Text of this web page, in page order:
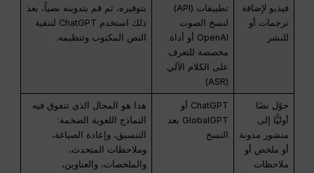
فيديو لإضافة
ترجمات أو
للنشر
تطبيقات (API)
لنسخ الصوت
OpenAI أو أداة
مخصصة للتعرف
على الكلام الآلي
(ASR)
بتوفيره، ثم قم بتدوينه نصياً، بعد
ذلك استخدم ChatGPT لتنقية
النص المكتوب وتنظيمه.
حوّل نصًا
أوليًّا إلى
منشور مدونة
أو ملخص أو
ملاحظات
ChatGPT أو
GlobalGPT بعد
النسخ
هذا هو المجال الذي تتفوق فيه
النماذج اللغوية الضخمة:
التنسيق، وإعادة الصياغة،
وملاحظات المتحدث،
والملخصات، والعناوين،